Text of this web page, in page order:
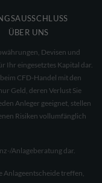
ÜBER UNS
Devisen und
Ihr eingesetztes Kapital dar.
CFD-Handel mit den
Geld, deren Verlust Sie
Anleger geeignet, stellen
Risiken vollumfänglich
Anlageberatung dar.
treffen,